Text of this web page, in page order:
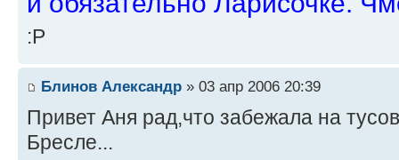
:P
Блинов Александр » 03 апр 2006 20:39
Привет Аня рад,что забежала на
Бресле...